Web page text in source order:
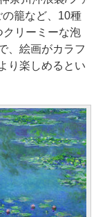
籠など、10種
リーミーな泡
、絵画がカラフ
り楽しめるとい